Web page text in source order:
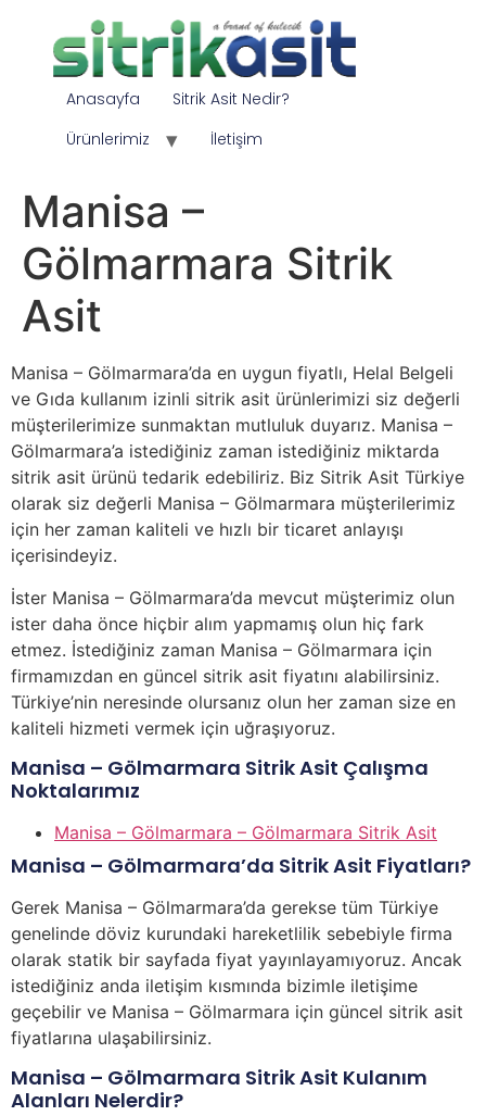
Anasayfa
Sitrik Asit Nedir?
Ürünlerimiz
İletişim
Manisa –
Gölmarmara Sitrik
Asit
Manisa – Gölmarmara’da en uygun fiyatlı, Helal Belgeli
ve Gıda kullanım izinli sitrik asit ürünlerimizi siz değerli
müşterilerimize sunmaktan mutluluk duyarız. Manisa –
Gölmarmara’a istediğiniz zaman istediğiniz miktarda
sitrik asit ürünü tedarik edebiliriz. Biz Sitrik Asit Türkiye
olarak siz değerli Manisa – Gölmarmara müşterilerimiz
için her zaman kaliteli ve hızlı bir ticaret anlayışı
içerisindeyiz.
İster Manisa – Gölmarmara’da mevcut müşterimiz olun
ister daha önce hiçbir alım yapmamış olun hiç fark
etmez. İstediğiniz zaman Manisa – Gölmarmara için
firmamızdan en güncel sitrik asit fiyatını alabilirsiniz.
Türkiye’nin neresinde olursanız olun her zaman size en
kaliteli hizmeti vermek için uğraşıyoruz.
Manisa – Gölmarmara Sitrik Asit Çalışma
Noktalarımız
Manisa – Gölmarmara – Gölmarmara Sitrik Asit
Manisa – Gölmarmara’da Sitrik Asit Fiyatları?
Gerek Manisa – Gölmarmara’da gerekse tüm Türkiye
genelinde döviz kurundaki hareketlilik sebebiyle firma
olarak statik bir sayfada fiyat yayınlayamıyoruz. Ancak
istediğiniz anda iletişim kısmında bizimle iletişime
geçebilir ve Manisa – Gölmarmara için güncel sitrik asit
fiyatlarına ulaşabilirsiniz.
Manisa – Gölmarmara Sitrik Asit Kulanım
Alanları Nelerdir?